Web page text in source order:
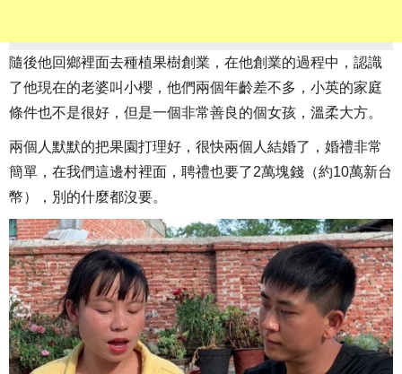
隨後他回鄉裡面去種植果樹創業，在他創業的過程中，認識
了他現在的老婆叫小櫻，他們兩個年齡差不多，小英的家庭
條件也不是很好，但是一個非常善良的個女孩，溫柔大方。
兩個人默默的把果園打理好，很快兩個人結婚了，婚禮非常
簡單，在我們這邊村裡面，聘禮也要了2萬塊錢（約10萬新台
幣），別的什麼都沒要。